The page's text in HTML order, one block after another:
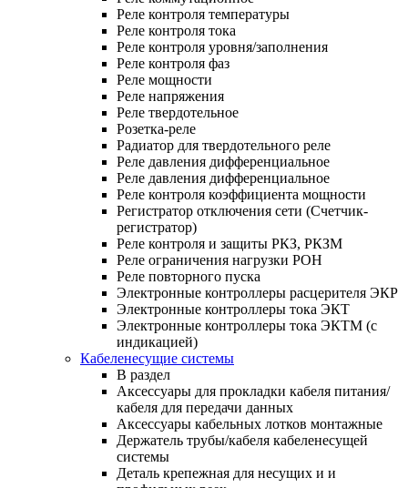
Реле контроля температуры
Реле контроля тока
Реле контроля уровня/заполнения
Реле контроля фаз
Реле мощности
Реле напряжения
Реле твердотельное
Розетка-реле
Радиатор для твердотельного реле
Реле давления дифференциальное
Реле давления дифференциальное
Реле контроля коэффициента мощности
Регистратор отключения сети (Счетчик-
регистратор)
Реле контроля и защиты РКЗ, РКЗМ
Реле ограничения нагрузки РОН
Реле повторного пуска
Электронные контроллеры расцерителя ЭКР
Электронные контроллеры тока ЭКТ
Электронные контроллеры тока ЭКТМ (с
индикацией)
Кабеленесущие системы
В раздел
Аксессуары для прокладки кабеля питания/
кабеля для передачи данных
Аксессуары кабельных лотков монтажные
Держатель трубы/кабеля кабеленесущей
системы
Деталь крепежная для несущих и и